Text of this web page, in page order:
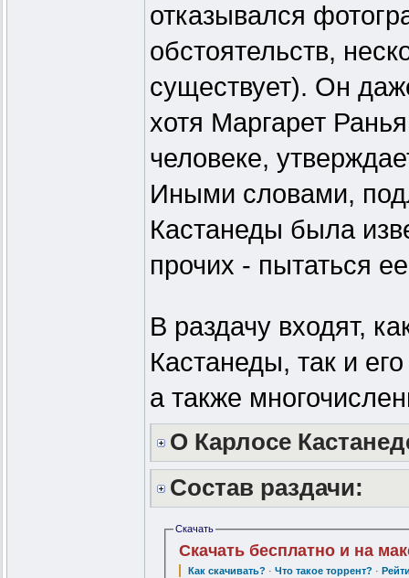
отказывался
обстоятельств,
существует). Он
хотя Маргарет
человеке,
Иными словами,
Кастанеды была
прочих - пытаться
В раздачу входят,
Кастанеды, так и
а также
О Карлосе
Состав раздачи:
Скачать
Скачать бесплатно и на
Как скачивать? ·Что такое торрент? ·